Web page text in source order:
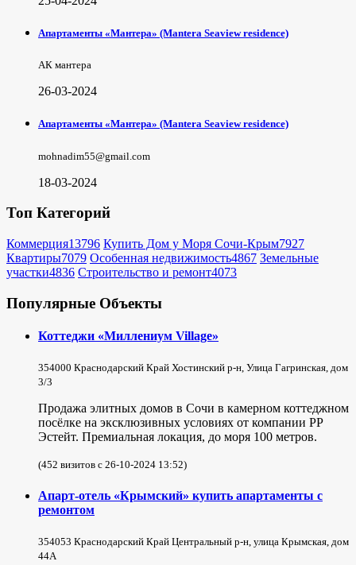
Апартаменты «Мантера» (Mantera Seaview rеsidence)
АК мантера
26-03-2024
Апартаменты «Мантера» (Mantera Seaview rеsidence)
mohnadim55@gmail.com
18-03-2024
Топ Категорий
Коммерция13796 Купить Дом у Моря Сочи-Крым7927
Квартиры7079 Особенная недвижимость4867 Земельные
участки4836 Строительство и ремонт4073
Популярные Объекты
Коттеджи «Миллениум Village»
354000 Краснодарский Край Хостинский р-н, Улица Гагринская, дом
3/3
Продажа элитных домов в Сочи в камерном коттеджном
посёлке на эксклюзивных условиях от компании РР
Эстейт. Премиальная локация, до моря 100 метров.
(452 визитов с 26-10-2024 13:52)
Апарт-отель «Крымский» купить апартаменты с
ремонтом
354053 Краснодарский Край Центральный р-н, улица Крымская, дом
44А